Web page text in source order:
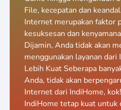
File, kecepatan dan
Internet merupakan faktor
kesuksesan dan
Dijamin, Anda tidak akan
menggunakan layanan
Lebih Kuat Seberapa
Anda, tidak akan
Internet dari IndiHome,
IndiHome tetap kuat untuk